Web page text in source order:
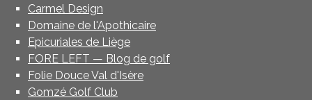
Carmel Design
Domaine de l'Apothicaire
Epicuriales de Liège
FORE LEFT — Blog de golf
Folie Douce Val d'Isère
Gomzé Golf Club